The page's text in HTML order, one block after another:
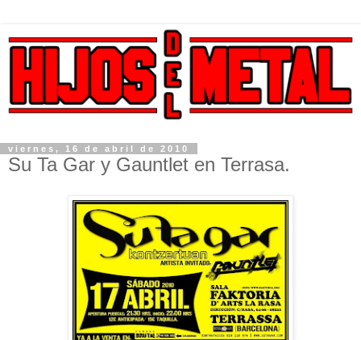
viernes, 16 de abril de 2010
Su Ta Gar y Gauntlet en Terrasa.